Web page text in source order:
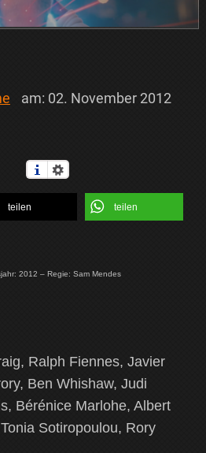
am: 02. November 2012
teilen teilen
2012 – Regie: Sam Mendes
Ralph Fiennes, Javier
Ben Whishaw, Judi
Bérénice Marlohe, Albert
Sotiropoulou, Rory